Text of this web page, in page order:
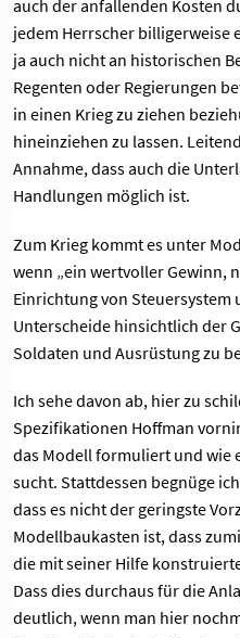
auch der anfallenden Kosten
jedem Herrscher billigerweise
ja auch nicht an historischen
Regenten oder Regierungen
in einen Krieg zu ziehen
hineinziehen zu lassen.
Annahme, dass auch die
Handlungen möglich ist.
Zum Krieg kommt es unter
wenn „ein wertvoller Gewinn,
Einrichtung von Steuersystem
Unterscheide hinsichtlich der
Soldaten und Ausrüstung zu
Ich sehe davon ab, hier zu
Spezifikationen Hoffman
das Modell formuliert und wie
sucht. Stattdessen begnüge
dass es nicht der geringste
Modellbaukasten ist, dass
die mit seiner Hilfe
Dass dies durchaus für die
deutlich, wenn man hier